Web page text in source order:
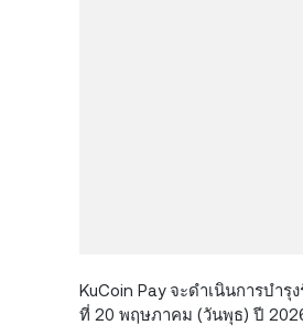
KuCoin Pay จะดำเนินการบำ
ที่ 20 พฤษภาคม (วันพุธ) ปี